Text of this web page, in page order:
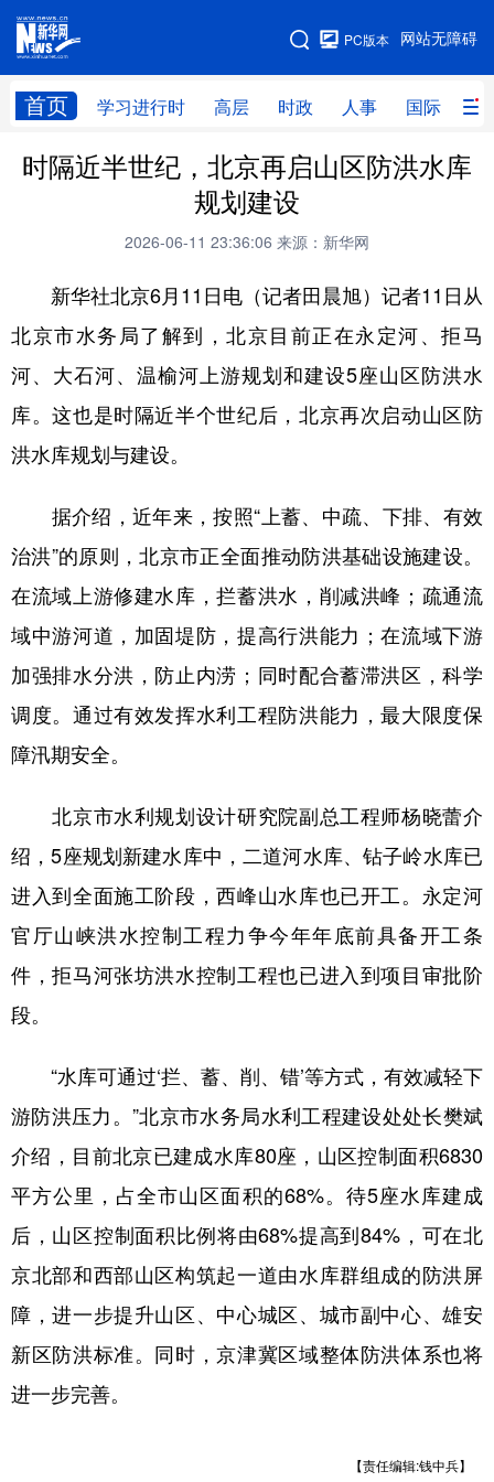
网站无障碍
PC版本
首页 学习进行时 高层 时政 人事 国际 财
网站地图
学习进行时 高层 时政 人事
财经 网评
科技 科创 量子 体育
文化 书画 健康 军事
法律 中央文件
彩票 娱乐 时尚 悦读
公益 一带一路 亚太网 上市公司
文化产业
地方频道
北京 天津 河北 山西
辽宁 吉林 上海 江苏
浙江 安徽 福建 江西
四川 贵州 云南 西藏
陕西 甘肃 青海 宁夏
English Español Français عربى
Русский язык 日本語 한국어
Deutsch
时隔近半世纪，北京再启山区防洪水库
规划建设
2026-06-11 23:36:06 来源：新华网
新华社北京6月11日电（记者田晨旭）记者11日从
北京市水务局了解到，北京目前正在永定河、拒马
河、大石河、温榆河上游规划和建设5座山区防洪水
库。这也是时隔近半个世纪后，北京再次启动山区防
洪水库规划与建设。
据介绍，近年来，按照“上蓄、中疏、下排、有效
治洪”的原则，北京市正全面推动防洪基础设施建设。
在流域上游修建水库，拦蓄洪水，削减洪峰；疏通流
域中游河道，加固堤防，提高行洪能力；在流域下游
加强排水分洪，防止内涝；同时配合蓄滞洪区，科学
调度。通过有效发挥水利工程防洪能力，最大限度保
障汛期安全。
北京市水利规划设计研究院副总工程师杨晓蕾介
绍，5座规划新建水库中，二道河水库、钻子岭水库已
进入到全面施工阶段，西峰山水库也已开工。永定河
官厅山峡洪水控制工程力争今年年底前具备开工条
件，拒马河张坊洪水控制工程也已进入到项目审批阶
段。
“水库可通过‘拦、蓄、削、错’等方式，有效减轻下
游防洪压力。”北京市水务局水利工程建设处处长樊斌
介绍，目前北京已建成水库80座，山区控制面积6830
平方公里，占全市山区面积的68%。待5座水库建成
后，山区控制面积比例将由68%提高到84%，可在北
京北部和西部山区构筑起一道由水库群组成的防洪屏
障，进一步提升山区、中心城区、城市副中心、雄安
新区防洪标准。同时，京津冀区域整体防洪体系也将
进一步完善。
【责任编辑:钱中兵】